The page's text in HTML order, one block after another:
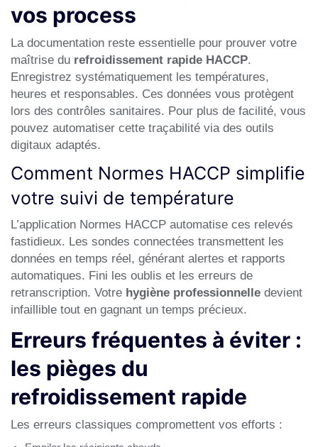
vos process
La documentation reste essentielle pour prouver votre
maîtrise du refroidissement rapide HACCP.
Enregistrez systématiquement les températures,
heures et responsables. Ces données vous protègent
lors des contrôles sanitaires. Pour plus de facilité, vous
pouvez automatiser cette traçabilité via des outils
digitaux adaptés.
Comment Normes HACCP simplifie
votre suivi de température
L’application Normes HACCP automatise ces relevés
fastidieux. Les sondes connectées transmettent les
données en temps réel, générant alertes et rapports
automatiques. Fini les oublis et les erreurs de
retranscription. Votre hygiène professionnelle devient
infaillible tout en gagnant un temps précieux.
Erreurs fréquentes à éviter :
les pièges du
refroidissement rapide
Les erreurs classiques compromettent vos efforts :